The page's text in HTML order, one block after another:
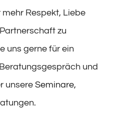
Respekt, Liebe
zu
uns gerne für ein
und
unsere Seminare,